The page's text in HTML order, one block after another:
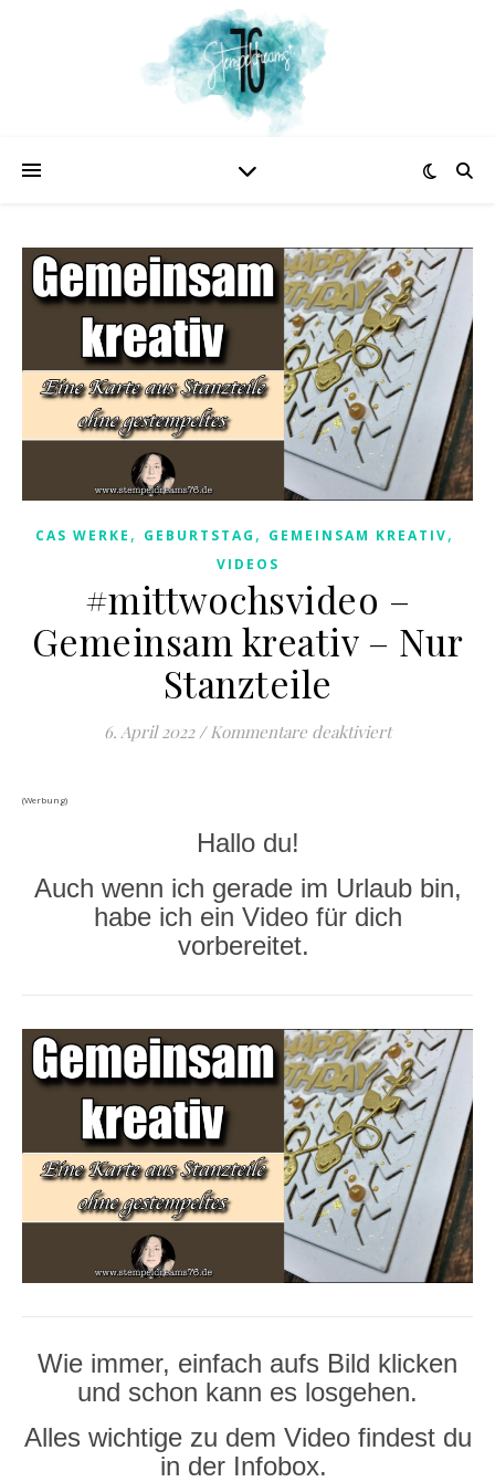
CAS WERKE , GEBURTSTAG , GEMEINSAM KREATIV,
VIDEOS
#mittwochsvideo –
Gemeinsam kreativ – Nur
Stanzteile
6. April 2022 / Kommentare deaktiviertfür
(Werbung)
Hallo du!
Auch wenn ich gerade im Urlaub bin,
habe ich ein Video für dich
vorbereitet.
Wie immer, einfach aufs Bild klicken
und schon kann es losgehen.
Alles wichtige zu dem Video findest du
in der Infobox.